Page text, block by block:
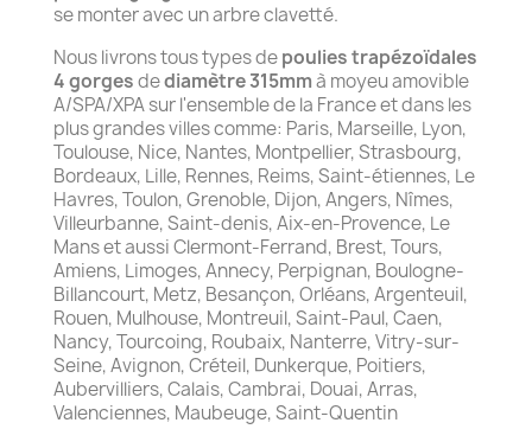
se monter avec un arbre clavetté.
Nous livrons tous types depoulies trapézoïdales
4 gorgesdediamètre 315mmà moyeu amovible
A/SPA/XPA sur l'ensemble de la France et dans les
plus grandes villes comme: Paris, Marseille, Lyon,
Toulouse, Nice, Nantes, Montpellier, Strasbourg,
Bordeaux, Lille, Rennes, Reims, Saint-étiennes, Le
Havres, Toulon, Grenoble, Dijon, Angers, Nîmes,
Villeurbanne, Saint-denis, Aix-en-Provence, Le
Mans et aussi Clermont-Ferrand, Brest, Tours,
Amiens, Limoges, Annecy, Perpignan, Boulogne-
Billancourt, Metz, Besançon, Orléans, Argenteuil,
Rouen, Mulhouse, Montreuil, Saint-Paul, Caen,
Nancy, Tourcoing, Roubaix, Nanterre, Vitry-sur-
Seine, Avignon, Créteil, Dunkerque, Poitiers,
Aubervilliers, Calais, Cambrai, Douai, Arras,
Valenciennes, Maubeuge, Saint-Quentin